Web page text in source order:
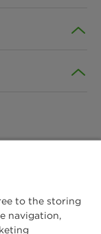
to the storing
navigation,